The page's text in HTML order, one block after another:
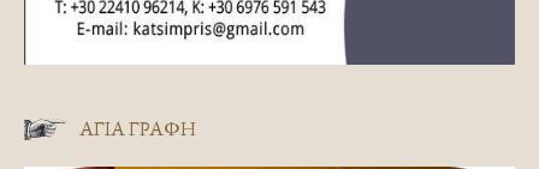
ΑΓΊΑ ΓΡΑΦΉ